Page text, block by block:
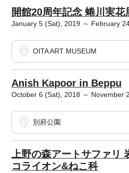
開館20周年記念 蜷川実花
January 5 (Sat), 2019 ～ February
OITA ART MUSEUM
Anish Kapoor in Beppu
October 6 (Sat), 2018 ～ November
別府公園
上野の森アートサファリ
コライオン&ねこ科